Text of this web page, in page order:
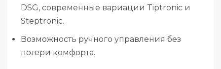
DSG, современные вариации Tiptronic и
Steptronic.
Возможность ручного управления без
потери комфорта.